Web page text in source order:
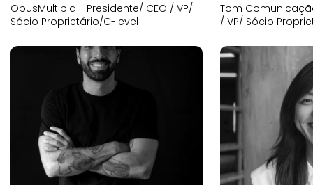
OpusMultipla - Presidente/ CEO / VP/
Sócio Proprietário/C-level
Tom
/ VP/ Sócio